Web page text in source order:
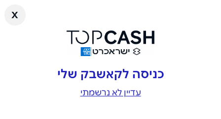
x
כניסה לקאשבק שלי
עדיין לא נרשמתי